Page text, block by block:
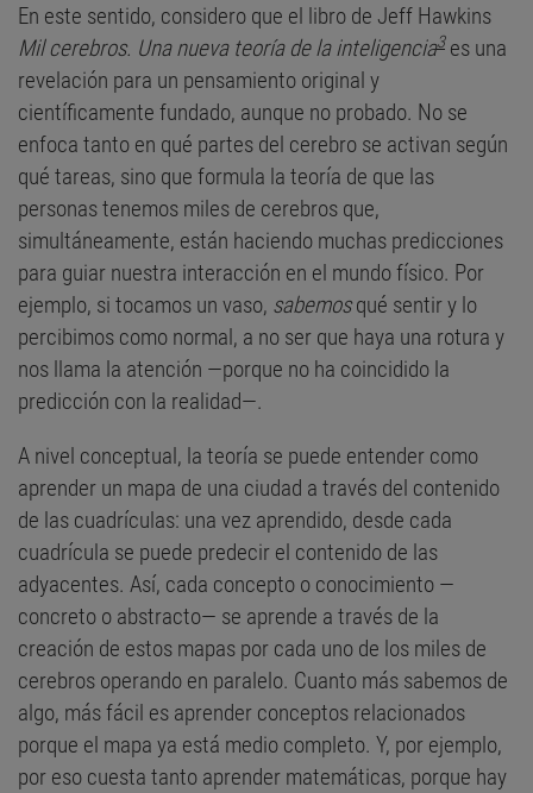
En este sentido, considero que el libro de Jeff Hawkins
Mil cerebros. Una nueva teoría de la inteligencia3es una
revelación para un pensamiento original y
científicamente fundado, aunque no probado. No se
enfoca tanto en qué partes del cerebro se activan según
qué tareas, sino que formula la teoría de que las
personas tenemos miles de cerebros que,
simultáneamente, están haciendo muchas predicciones
para guiar nuestra interacción en el mundo físico. Por
ejemplo, si tocamos un vaso, sabemosqué sentir y lo
percibimos como normal, a no ser que haya una rotura y
nos llama la atención —porque no ha coincidido la
predicción con la realidad—.
A nivel conceptual, la teoría se puede entender como
aprender un mapa de una ciudad a través del contenido
de las cuadrículas: una vez aprendido, desde cada
cuadrícula se puede predecir el contenido de las
adyacentes. Así, cada concepto o conocimiento —
concreto o abstracto— se aprende a través de la
creación de estos mapas por cada uno de los miles de
cerebros operando en paralelo. Cuanto más sabemos de
algo, más fácil es aprender conceptos relacionados
porque el mapa ya está medio completo. Y, por ejemplo,
por eso cuesta tanto aprender matemáticas, porque hay